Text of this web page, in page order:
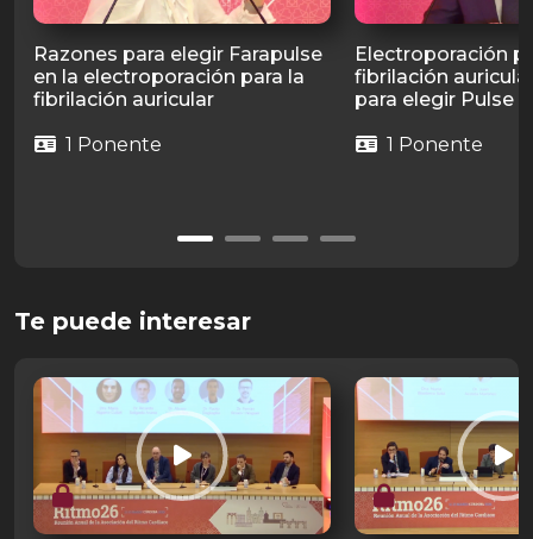
Razones para elegir Farapulse
en la electroporación para la
fibrilación auricular
1 Ponente
Electroporación
fibrilación
para elegir Pulse
1 Ponente
Te puede interesar